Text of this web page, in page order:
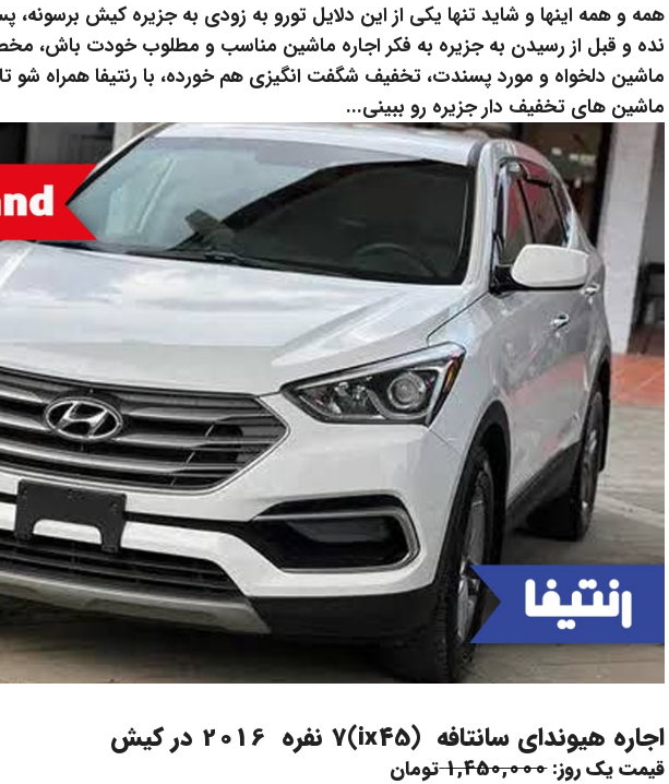
ماشین های تخفیف دار جزیره رو ببینی...
اجاره هیوندای سانتافه  (ix45)7 نفره  2016 در کیش
قیمت یک روز: 1,450,000 تومان